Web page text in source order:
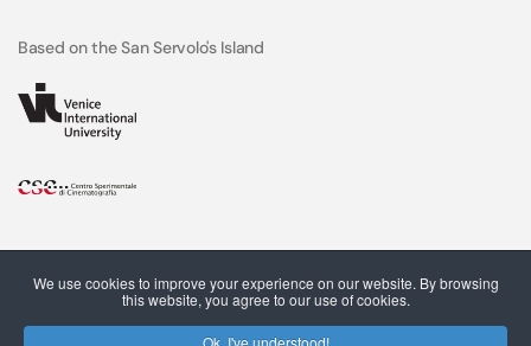
We use cookies to improve your experience on our website. By browsing
this website, you agree to our use of cookies.
Ok, I've understood!
Based on the San Servolo's Island